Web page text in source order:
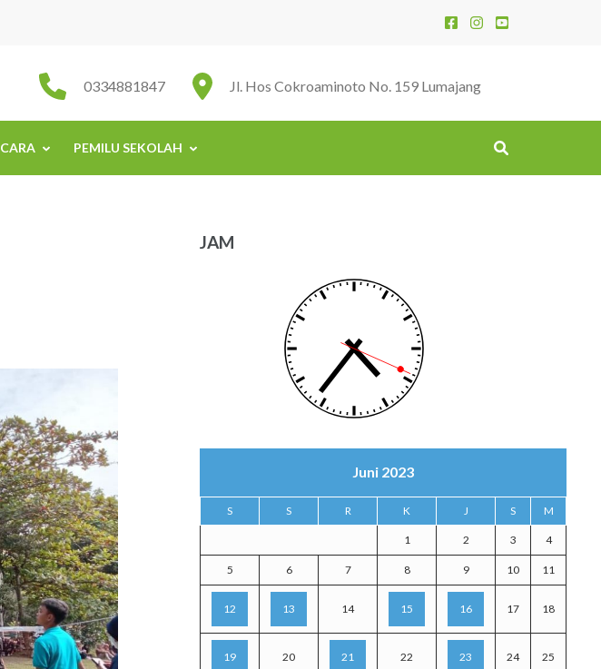
Jl. Hos Cokroaminoto No. 159 Lumajang
0334881847
PEMILU SEKOLAH
JAM
Juni 2023
S S R K J S M
1 2 3 4
5 6 7 8 9 10 11
12 13 14 15 16 17 18
19 20 21 22 23 24 25